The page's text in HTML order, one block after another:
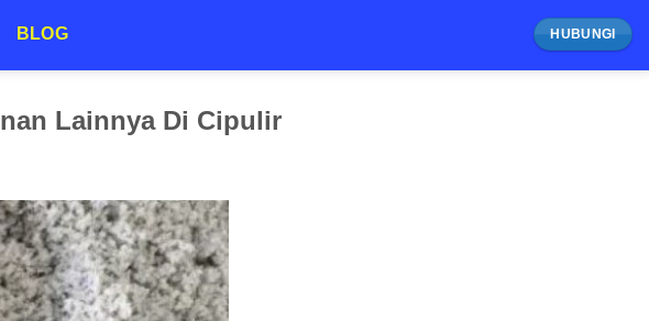
BLOG HUBUNGI
Lainnya Di Cipulir